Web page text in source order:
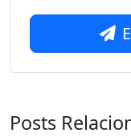
Posts